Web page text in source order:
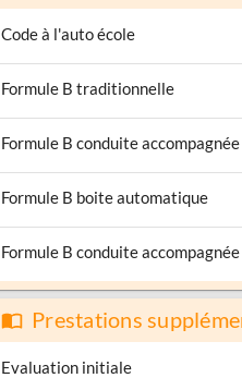
Code à l'auto école
Formule B traditionnelle
Formule B conduite accompagnée
Formule B boite automatique
Formule B conduite
Prestations
Evaluation initiale